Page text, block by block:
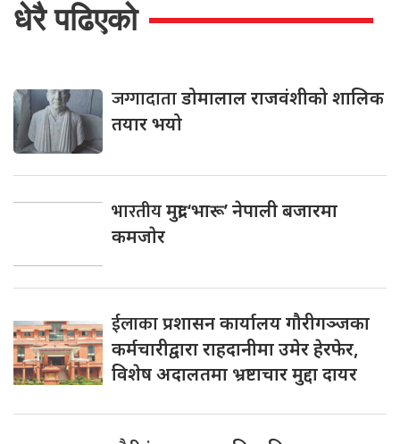
धेरै पढिएको
जग्गादाताडोमालाल राजवंशीको शालिक
तयार भयो
भारतीयमुद्रा ‘भारू’ नेपाली बजारमा
कमजाेर
ईलाकाप्रशासन कार्यालय गौरीगञ्जका
कर्मचारीद्वारा राहदानीमा उमेर हेरफेर,
विशेष अदालतमा भ्रष्टाचार मुद्दा दायर